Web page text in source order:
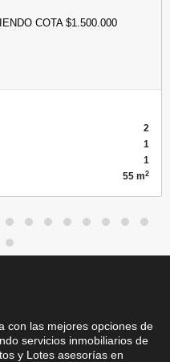
COTA $1.500.000
2
1
1
55 m2
con las mejores opciones de
servicios inmobiliarios de
y Lotes asesorías en